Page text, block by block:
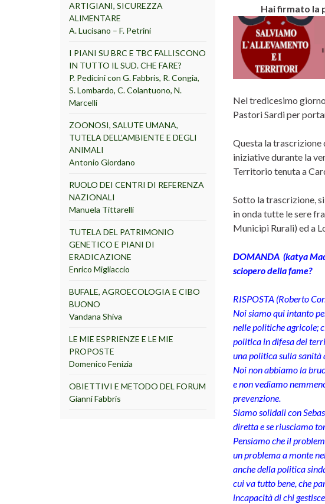
Hai firmato la
Nel tredicesimo
Pastori Sardi per
Questa la trascrizione
iniziative durante la
Territorio tenuta a
Sotto la trascrizione,
in onda tutte le sere
Municipi Rurali) ed a
DOMANDA (katya
sciopero della fame?
RISPOSTA (Roberto
Noi siamo qui intanto
nelle politiche agricole;
politica in difesa dei
una politica sulla sanità
Noi non abbiamo la
e non vediamo
prevenzione.
Siamo solidali con
diretta e se riusciamo
Pensiamo che il
un problema a monte
anche della politica
cui va tutto bene, che
incapacità di chi
ARTIGIANI, SICUREZZA
ALIMENTARE
A. Lucisano – F. Petrini
I PIANI SU BRC E TBC FALLISCONO
IN TUTTO IL SUD. CHE FARE?
P. Pedicini con G. Fabbris, R. Congia,
S. Lombardo, C. Colantuono, N.
Marcelli
ZOONOSI, SALUTE UMANA,
TUTELA DELL’AMBIENTE E DEGLI
ANIMALI
Antonio Giordano
RUOLO DEI CENTRI DI REFERENZA
NAZIONALI
Manuela Tittarelli
TUTELA DEL PATRIMONIO
GENETICO E PIANI DI
ERADICAZIONE
Enrico Migliaccio
BUFALE, AGROECOLOGIA E CIBO
BUONO
Vandana Shiva
LE MIE ESPRIENZE E LE MIE
PROPOSTE
Domenico Fenizia
OBIETTIVI E METODO DEL FORUM
Gianni Fabbris